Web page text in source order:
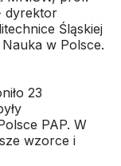
dyrektor
Śląskiej
w Polsce.
23
PAP. W
wzorce i